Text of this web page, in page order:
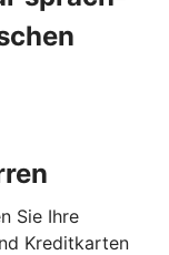
Sie Ihre
Kreditkarten